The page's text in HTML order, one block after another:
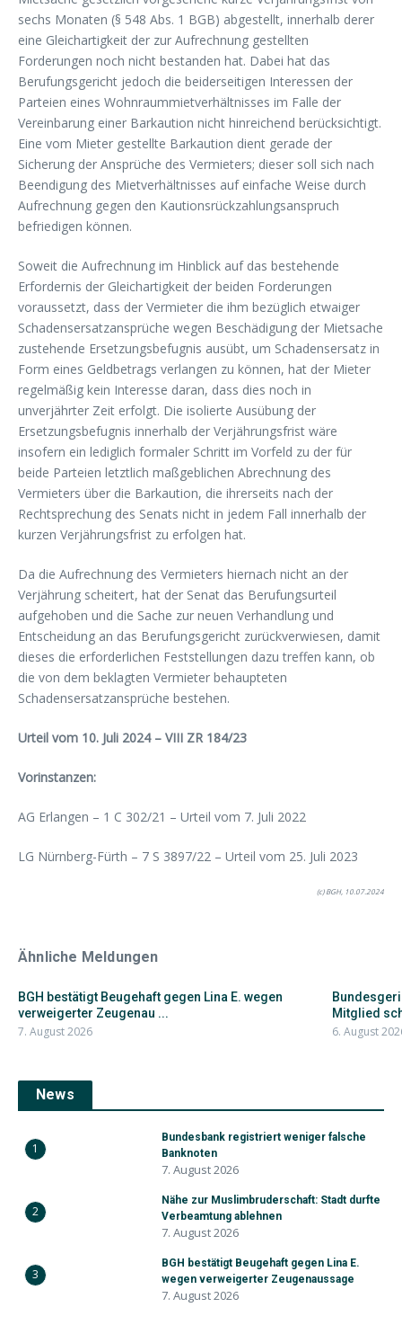
sechs Monaten (§ 548 Abs. 1 BGB) abgestellt, innerhalb derer
eine Gleichartigkeit der zur Aufrechnung gestellten
Forderungen noch nicht bestanden hat. Dabei hat das
Berufungsgericht jedoch die beiderseitigen Interessen der
Parteien eines Wohnraummietverhältnisses im Falle der
Vereinbarung einer Barkaution nicht hinreichend berücksichtigt.
Eine vom Mieter gestellte Barkaution dient gerade der
Sicherung der Ansprüche des Vermieters; dieser soll sich nach
Beendigung des Mietverhältnisses auf einfache Weise durch
Aufrechnung gegen den Kautionsrückzahlungsanspruch
befriedigen können.
Soweit die Aufrechnung im Hinblick auf das bestehende
Erfordernis der Gleichartigkeit der beiden Forderungen
voraussetzt, dass der Vermieter die ihm bezüglich etwaiger
Schadensersatzansprüche wegen Beschädigung der Mietsache
zustehende Ersetzungsbefugnis ausübt, um Schadensersatz in
Form eines Geldbetrags verlangen zu können, hat der Mieter
regelmäßig kein Interesse daran, dass dies noch in
unverjährter Zeit erfolgt. Die isolierte Ausübung der
Ersetzungsbefugnis innerhalb der Verjährungsfrist wäre
insofern ein lediglich formaler Schritt im Vorfeld zu der für
beide Parteien letztlich maßgeblichen Abrechnung des
Vermieters über die Barkaution, die ihrerseits nach der
Rechtsprechung des Senats nicht in jedem Fall innerhalb der
kurzen Verjährungsfrist zu erfolgen hat.
Da die Aufrechnung des Vermieters hiernach nicht an der
Verjährung scheitert, hat der Senat das Berufungsurteil
aufgehoben und die Sache zur neuen Verhandlung und
Entscheidung an das Berufungsgericht zurückverwiesen, damit
dieses die erforderlichen Feststellungen dazu treffen kann, ob
die von dem beklagten Vermieter behaupteten
Schadensersatzansprüche bestehen.
Urteil vom 10. Juli 2024 – VIII ZR 184/23
Vorinstanzen:
AG Erlangen – 1 C 302/21 – Urteil vom 7. Juli 2022
LG Nürnberg-Fürth – 7 S 3897/22 – Urteil vom 25. Juli 2023
(c) BGH, 10.07.2024
Ähnliche Meldungen
BGH bestätigt Beugehaft gegen Lina E. wegen
verweigerter Zeugenau ...
7. August 2026
Mitglied
6. August
News
1
Bundesbank registriert weniger falsche
Banknoten
7. August 2026
2
Nähe zur Muslimbruderschaft: Stadt durfte
Verbeamtung ablehnen
7. August 2026
3
BGH bestätigt Beugehaft gegen Lina E.
wegen verweigerter Zeugenaussage
7. August 2026